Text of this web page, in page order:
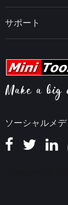
ソーシャルメ
MiniTool MovieMaker
MiniTool uTube
PDF編集ヒント
動画編集ヒント
ビデオ変換ヒント
画面録画ヒント
知識ベース
MiniTool ニュースセンタ
サポート
ヘルプ